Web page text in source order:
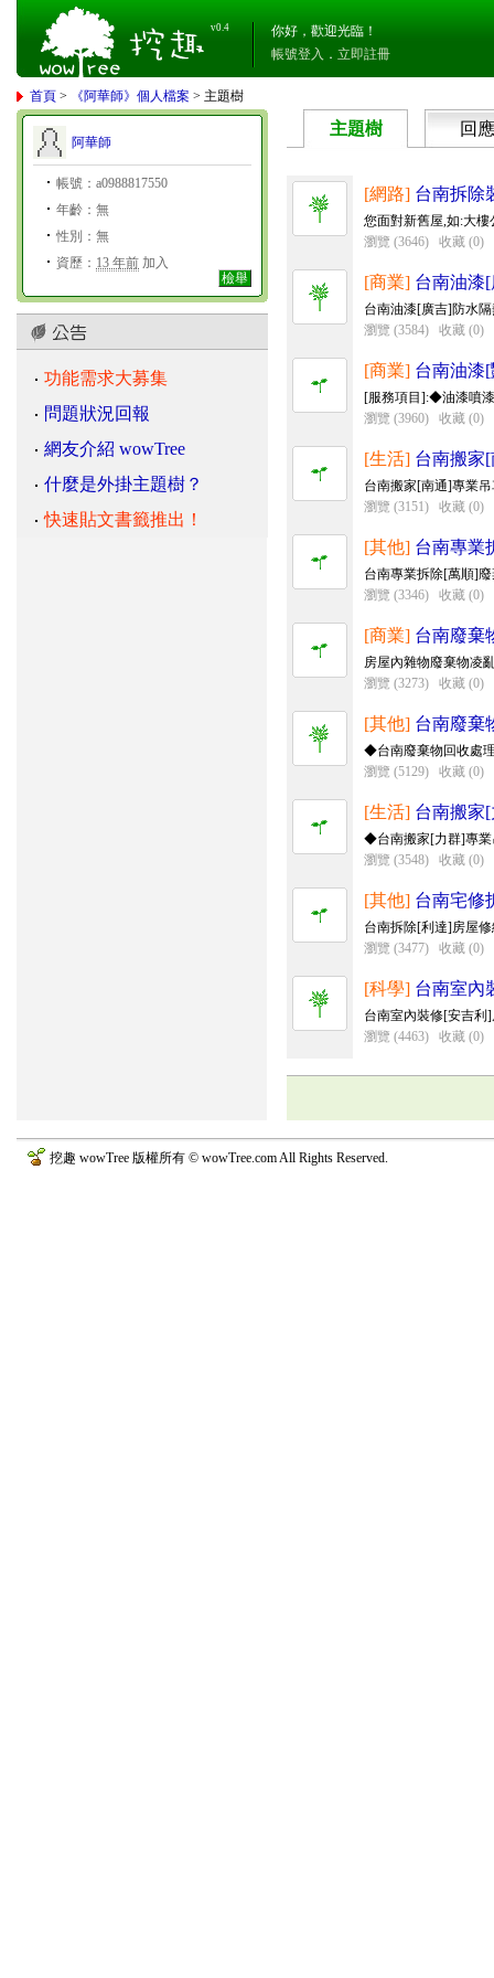
v0.4
你好，歡迎光臨！
帳號登入 ． 立即註冊
首頁 > 《阿華師》個人檔案 > 主題樹
阿華師
帳號：a0988817550
年齡：無
性別：無
資歷： 13 年前 加入
檢舉
功能需求大募集
問題狀況回報
網友介紹 wowTree
什麼是外掛主題樹？
快速貼文書籤推出！
主題樹 回應
[網路] 台南拆除
您面對新舊屋,如:大
瀏覽 (3646)
收藏 (0)
[商業] 台南油漆[
台南油漆[廣吉]防水
瀏覽 (3584)
收藏 (0)
[商業] 台南油漆[
[服務項目]:◆油漆噴
瀏覽 (3960)
收藏 (0)
[生活] 台南搬家[
台南搬家[南通]專業
瀏覽 (3151)
收藏 (0)
[其他] 台南專業
台南專業拆除[萬順]
瀏覽 (3346)
收藏 (0)
[商業] 台南廢棄
房屋內雜物廢棄物凌
瀏覽 (3273)
收藏 (0)
[其他] 台南廢棄
◆台南廢棄物回收處
瀏覽 (5129)
收藏 (0)
[生活] 台南搬家[
◆台南搬家[力群]專業
瀏覽 (3548)
收藏 (0)
[其他] 台南宅修
台南拆除[利達]房屋
瀏覽 (3477)
收藏 (0)
[科學] 台南室內
台南室內裝修[安吉利
瀏覽 (4463)
收藏 (0)
挖趣 wowTree 版權所有 © wowTree.com All Rights Reserved.